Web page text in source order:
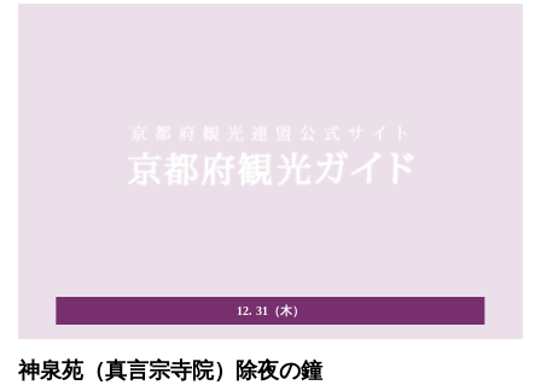
12. 31（木）
神泉苑（真言宗寺院）除夜の鐘